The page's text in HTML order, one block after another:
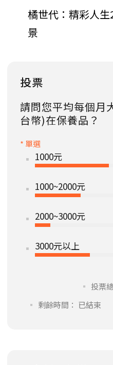
橘世代：精彩人
景
投票
請問您平均每個月
台幣)在保養品？
* 單選
1000元
1000~2000元
2000~3000元
3000元以上
投票
剩餘時間： 已結束